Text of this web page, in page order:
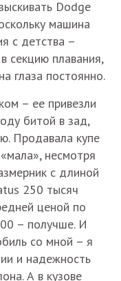
Dodge
машина
с детства –
секцию плавания,
глаза постоянно.
– ее привезли
битой в зад,
Продавала купе
несмотря
с длиной
250 тысяч
ценой по
– получше. И
со мной – я
и надежность
А в кузове